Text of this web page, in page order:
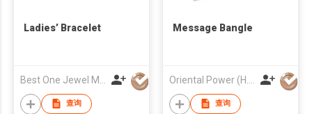
Ladies’ Bracelet
查询
Message Bangle
查询